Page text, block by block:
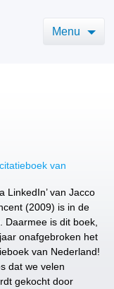
Menu
van
LinkedIn’ van Jacco
(2009) is in de
Daarmee is dit boek,
onafgebroken het
van Nederland!
dat we velen
gekocht door